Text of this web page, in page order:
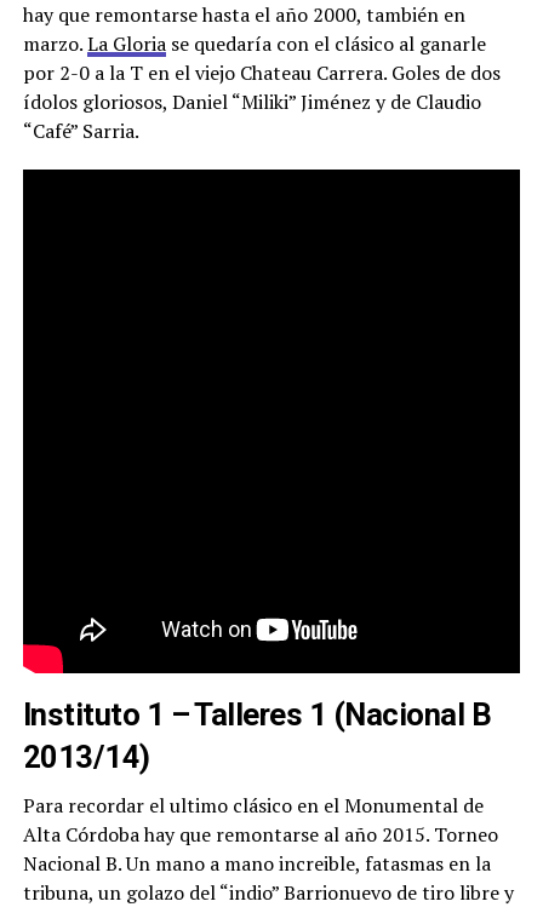
hay que remontarse hasta el año 2000, también en
marzo.La Gloriase quedaría con el clásico al ganarle
por 2-0 a la T en el viejo Chateau Carrera. Goles de dos
ídolos gloriosos, Daniel “Miliki” Jiménez y de Claudio
“Café” Sarria.
Instituto 1 – Talleres 1 (Nacional B
2013/14)
Para recordar el ultimo clásico en el Monumental de
Alta Córdoba hay que remontarse al año 2015. Torneo
Nacional B. Un mano a mano increible, fatasmas en la
tribuna, un golazo del “indio” Barrionuevo de tiro libre y